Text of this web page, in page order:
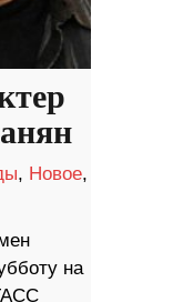
, Новое,
на